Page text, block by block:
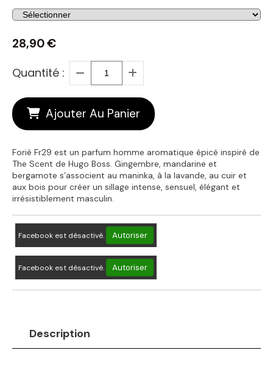
28,90€
Quantité :
Ajouter Au Panier
Foriè Fr29 est un parfum homme aromatique épicé inspiré de
The Scent de Hugo Boss. Gingembre, mandarine et
bergamote s’associent au maninka, à la lavande, au cuir et
aux bois pour créer un sillage intense, sensuel, élégant et
irrésistiblement masculin.
Facebook est désactivé. Autoriser
Facebook est désactivé. Autoriser
Description